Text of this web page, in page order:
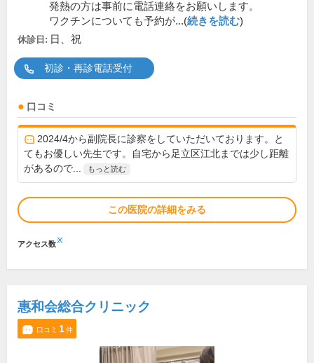
発熱の方は事前に電話連絡をお願いします。
ワクチンについても予約が...(続きを読む)
休診日: 日、祝
初診・再診電話受付
口コミ
2024/4から副院長に診察をしていただいております。と
てもお優しい先生です。自宅から足立区江北までは少し距離
があるので...
もっと読む
この医院の詳細をみる
アクセス数※
惠和会総合クリニック
口コミ 1件